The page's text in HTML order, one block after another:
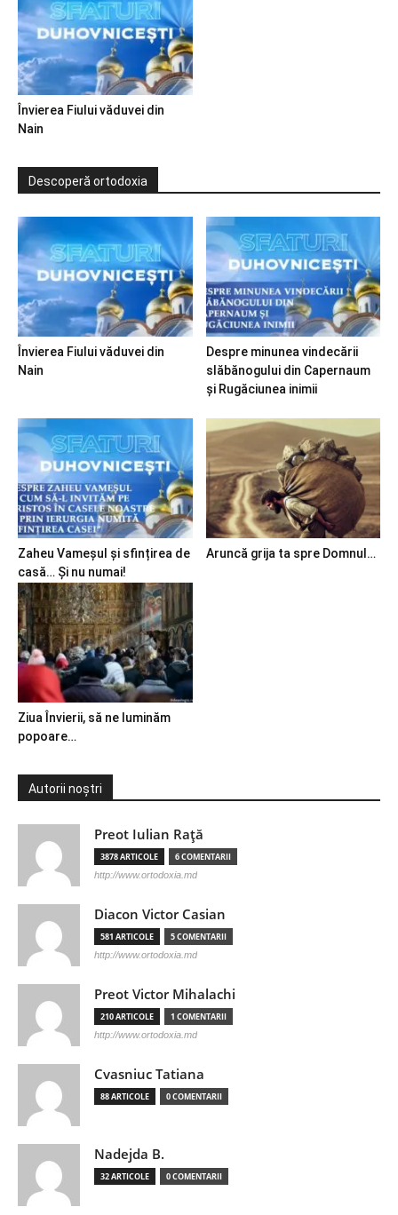
Învierea Fiului văduvei din
Nain
Descoperă ortodoxia
Învierea Fiului văduvei din
Nain
Despre minunea vindecării
slăbănogului din Capernaum
și Rugăciunea inimii
Zaheu Vameșul și sfințirea de
casă… Și nu numai!
Aruncă grija ta spre Domnul…
Ziua Învierii, să ne luminăm
popoare…
Autorii noștri
Preot Iulian Raţă
3878 ARTICOLE 6 COMENTARII
http://www.ortodoxia.md
Diacon Victor Casian
581 ARTICOLE 5 COMENTARII
http://www.ortodoxia.md
Preot Victor Mihalachi
210 ARTICOLE 1 COMENTARII
http://www.ortodoxia.md
Cvasniuc Tatiana
88 ARTICOLE 0 COMENTARII
Nadejda B.
32 ARTICOLE 0 COMENTARII